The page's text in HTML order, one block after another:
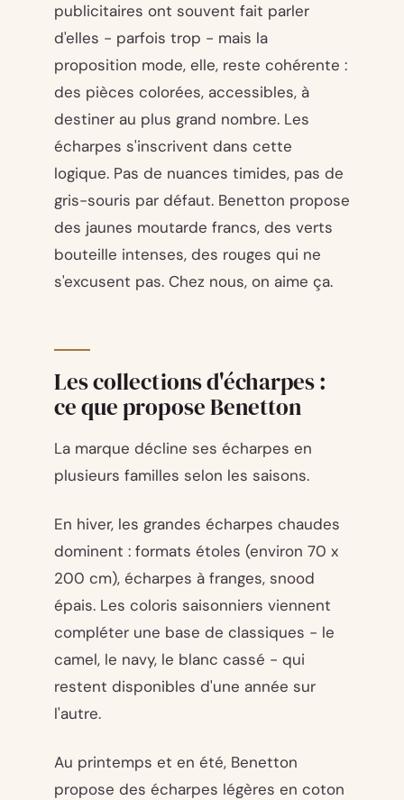
publicitaires ont souvent fait parler
d'elles - parfois trop - mais la
proposition mode, elle, reste cohérente :
des pièces colorées, accessibles, à
destiner au plus grand nombre. Les
écharpes s'inscrivent dans cette
logique. Pas de nuances timides, pas de
gris-souris par défaut. Benetton propose
des jaunes moutarde francs, des verts
bouteille intenses, des rouges qui ne
s'excusent pas. Chez nous, on aime ça.
Les collections d'écharpes :
ce que propose Benetton
La marque décline ses écharpes en
plusieurs familles selon les saisons.
En hiver, les grandes écharpes chaudes
dominent : formats étoles (environ 70 x
200 cm), écharpes à franges, snood
épais. Les coloris saisonniers viennent
compléter une base de classiques - le
camel, le navy, le blanc cassé - qui
restent disponibles d'une année sur
l'autre.
Au printemps et en été, Benetton
propose des écharpes légères en coton